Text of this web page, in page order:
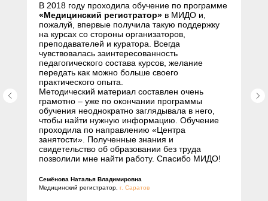
В 2018 году проходила обучение по программе
«Медицинский регистратор» в МИДО и,
пожалуй, впервые получила такую поддержку
на курсах со стороны организаторов,
преподавателей и куратора. Всегда
чувствовалась заинтересованность
педагогического состава курсов, желание
передать как можно больше своего
практического опыта.
Методический материал составлен очень
грамотно – уже по окончании программы
обучения неоднократно заглядывала в него,
чтобы найти нужную информацию. Обучение
проходила по направлению «Центра
занятости». Полученные знания и
свидетельство об образовании без труда
позволили мне найти работу. Спасибо МИДО!
Семёнова Наталья Владимировна
Медицинский регистратор, г. Саратов